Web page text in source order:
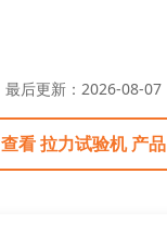
最后更新： 2026-08-07
查看 拉力试验机 产品